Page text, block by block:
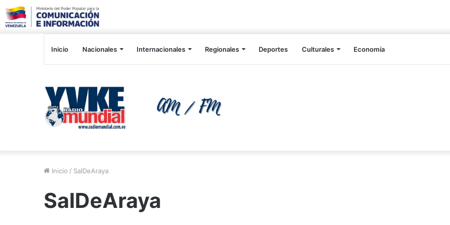
Inicio Nacionales Internacionales Regionales Deportes Culturales Economía
Inicio / SalDeAraya
SalDeAraya